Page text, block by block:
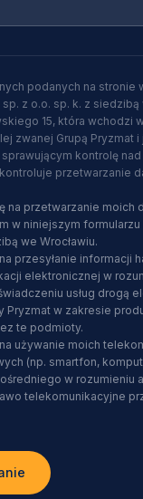
podanych na stronie
z o.o. sp. k. z siedzibą
15, która wchodzi
zwanej Grupą Pryzmat i
kontrolę nad
przetwarzanie
na przetwarzanie moich
w niniejszym
we Wrocławiu.
przesyłanie informacji
elektronicznej w
usług drogą
Pryzmat w zakresie
te podmioty.
używanie moich
(np. smartfon,
w rozumieniu
telekomunikacyjne